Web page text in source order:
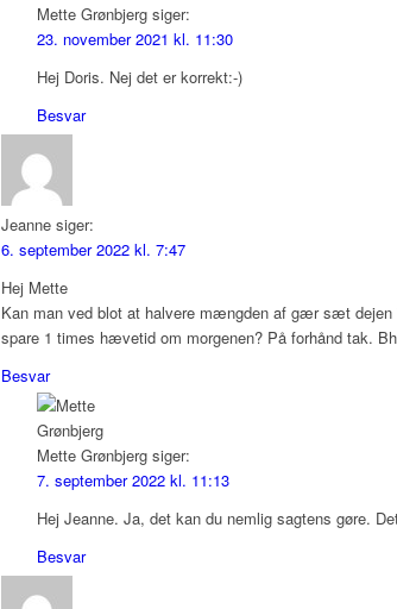
Mette Grønbjerg siger:
23. november 2021 kl. 11:30
Hej Doris. Nej det er korrekt:-)
Besvar
Jeanne siger:
6. september 2022 kl. 7:47
Hej Mette
Kan man ved blot at halvere mængden af gær sæt dejen
spare 1 times hævetid om morgenen? På forhånd tak.
Besvar
Mette Grønbjerg siger:
7. september 2022 kl. 11:13
Hej Jeanne. Ja, det kan du nemlig sagtens gøre.
Besvar